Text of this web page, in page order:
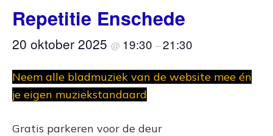
Repetitie Enschede
20 oktober 2025 @ 19:30 –21:30
Neem alle bladmuziek van de website mee én
je eigen muziekstandaard
Gratis parkeren voor de deur